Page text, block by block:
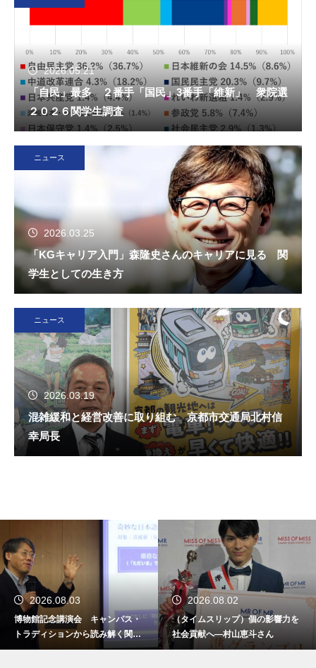
2026.05.21
「自民」最多 ２番手「国民」3番手「維新」 衆院選
２０２６関学生調査
ニュース
2026.03.25
「KGキャリア入門」森隆史さんのキャリアに見る 関
学生としての生き方
ニュース
2026.03.19
混雑緩和と経営改善に取り組む 京都市交通局北村信
幸局長
2026.08.03
博物館記念講演会 キャンパス・
トラディションから読み解く関西
学院
2026.08.02
（タイムスリップ）個の影響力を
社会貢献へ―村山恵斗さん